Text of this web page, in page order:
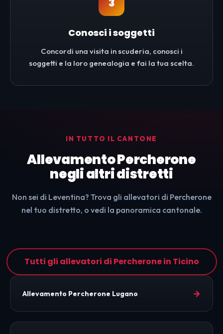
3
Conosci i soggetti
Concordi una visita in scuderia, conosci i
soggetti e la loro genealogia e fai la tua scelta.
IN TUTTO IL CANTONE
Allevamento Percherone
negli altri distretti
Non sei di Leventina? Trova gli allevatori di Percherone
nel tuo distretto, o vedi la panoramica cantonale.
Tutti gli allevatori di Percherone in Ticino
Allevamento Percherone Lugano →